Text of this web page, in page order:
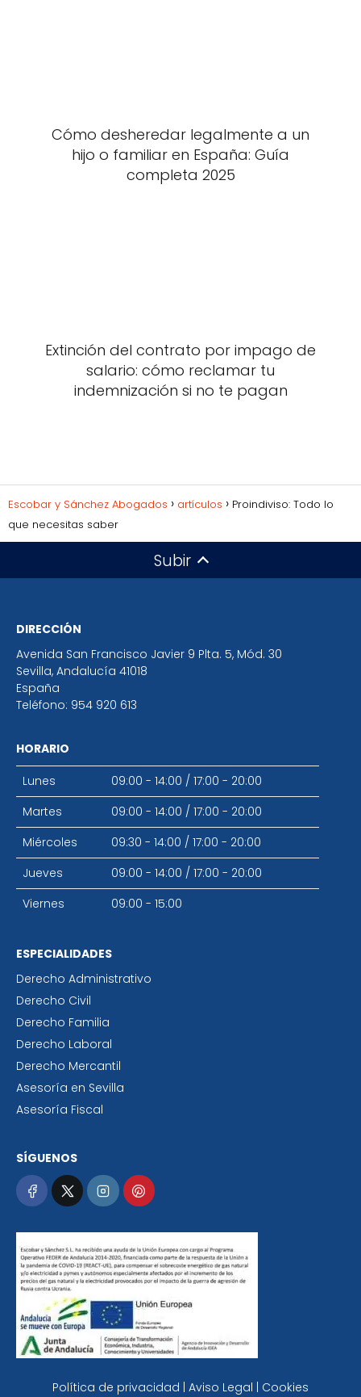
Cómo desheredar legalmente a un
hijo o familiar en España: Guía
completa 2025
Extinción del contrato por impago de
salario: cómo reclamar tu
indemnización si no te pagan
Escobar y Sánchez Abogados artículos
Proindiviso: Todo lo
que necesitas saber
Subir
DIRECCIÓN
Avenida San Francisco Javier 9 Plta. 5, Mód. 30
Sevilla, Andalucía 41018
España
Teléfono: 954 920 613
HORARIO
Lunes
09:00 - 14:00 / 17:00 - 20:00
Martes
09:00 - 14:00 / 17:00 - 20:00
Miércoles
09:30 - 14:00 / 17:00 - 20:00
Jueves
09:00 - 14:00 / 17:00 - 20:00
Viernes
09:00 - 15:00
ESPECIALIDADES
Derecho Administrativo
Derecho Civil
Derecho Familia
Derecho Laboral
Derecho Mercantil
Asesoría en Sevilla
Asesoría Fiscal
SÍGUENOS
Política de privacidad | Aviso Legal | Cookies